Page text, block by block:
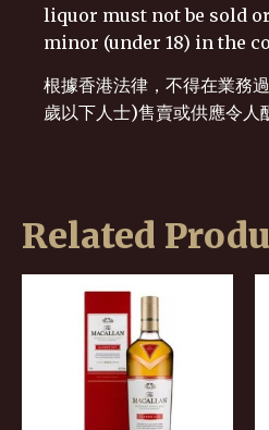
liquor must not be sold
minor (under 18) in the
根據香港法律，不得在業務
歲以下人士)售賣或供應令人
Related